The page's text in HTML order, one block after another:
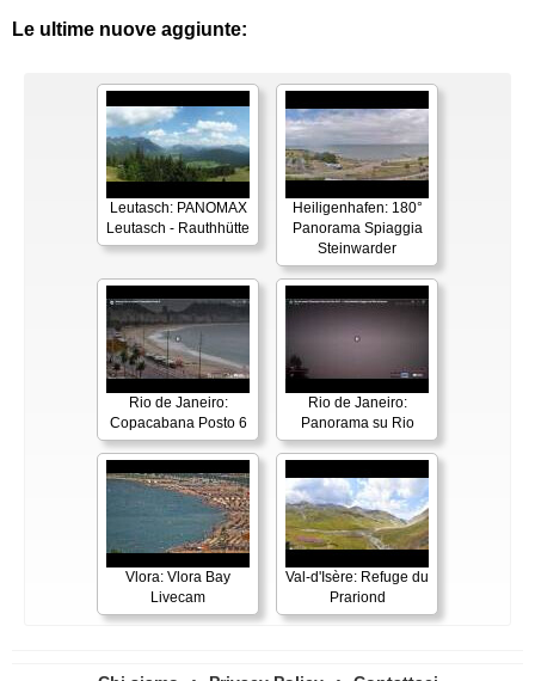
Le ultime nuove aggiunte:
Leutasch: PANOMAX
Leutasch - Rauthhütte
Heiligenhafen: 180°
Panorama Spiaggia
Steinwarder
Rio de Janeiro:
Copacabana Posto 6
Rio de Janeiro:
Panorama su Rio
Vlora: Vlora Bay
Livecam
Val-d'Isère: Refuge du
Prariond